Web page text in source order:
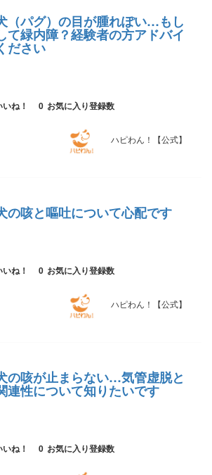
（パグ）の目が腫れぽい…もし
て緑内障？経験者の方アドバイ
ださい
いね！ 0 お気に入り登録数
ハピわん！【公式】
の咳と嘔吐について心配です
いね！ 0 お気に入り登録数
ハピわん！【公式】
の咳が止まらない…気管虚脱と
連性について知りたいです
いね！ 0 お気に入り登録数